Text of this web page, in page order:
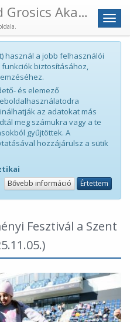
Menü
Szeged-Csanád Grosics Akadémia
használ a jobb felhasználói
biztosításához,
és elemező
az adatokat más
meg számukra vagy a te
gyűjtöttek. A
hozzájárulsz a sütik
Bővebb információ Értettem
Fesztivál a Szent